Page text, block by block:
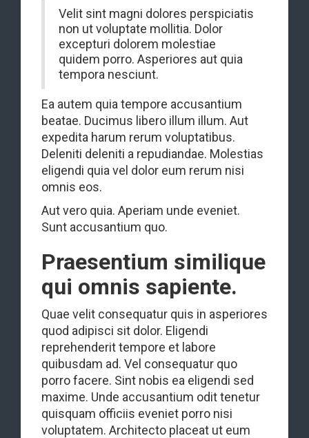
Velit sint magni dolores perspiciatis
non ut voluptate mollitia. Dolor
excepturi dolorem molestiae
quidem porro. Asperiores aut quia
tempora nesciunt.
Ea autem quia tempore accusantium
beatae. Ducimus libero illum illum. Aut
expedita harum rerum voluptatibus.
Deleniti deleniti a repudiandae. Molestias
eligendi quia vel dolor eum rerum nisi
omnis eos.
Aut vero quia. Aperiam unde eveniet.
Sunt accusantium quo.
Praesentium similique
qui omnis sapiente.
Quae velit consequatur quis in asperiores
quod adipisci sit dolor. Eligendi
reprehenderit tempore et labore
quibusdam ad. Vel consequatur quo
porro facere. Sint nobis ea eligendi sed
maxime. Unde accusantium odit tenetur
quisquam officiis eveniet porro nisi
voluptatem. Architecto placeat ut eum